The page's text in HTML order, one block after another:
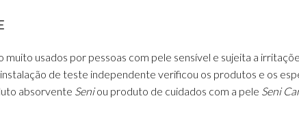
muito usados por pessoas com pele sensível e sujeita a
de teste independente verificou os produtos e os
absorvente Seniou produto de cuidados com a pele Seni